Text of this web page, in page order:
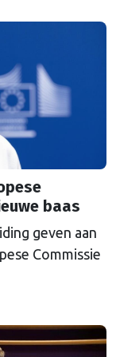
baas
geven aan
Commissie